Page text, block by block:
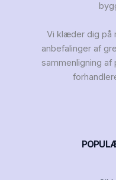
Vi klæder dig på
anbefalinger af
sammenligning